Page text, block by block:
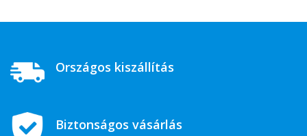
Országos kiszállítás
Biztonságos vásárlás